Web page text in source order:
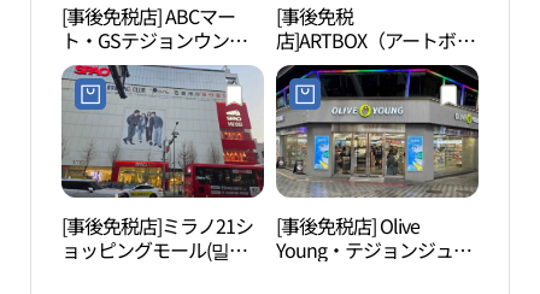
[事後免税店] ABCマー
ト・GSテジョンウンヘ
ン（大田銀杏）店(ABC마
트 GS 대전은행점)
[事後免税
店]ARTBOX（アートボッ
クス）・テジョンウンヘ
ンドン（大田銀杏洞）店
(아트박스 대전은행동점)
[事後免税店]ミラノ21シ
ョッピングモール(밀라
[事後免税店] Olive
Young・テジョンジュン